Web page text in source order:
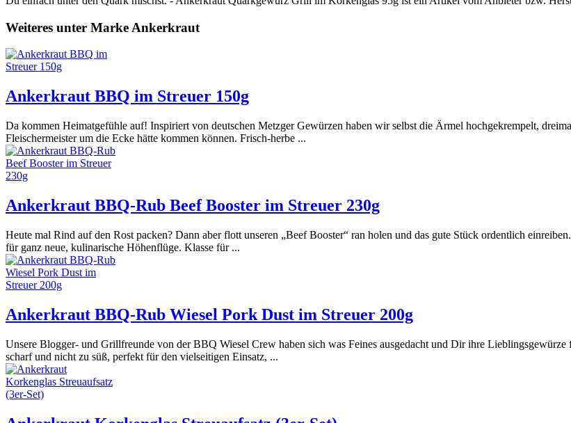
Weiteres unter Marke Ankerkraut
Ankerkraut BBQ im Streuer 150g
Da kommen Heimatgefühle auf! Inspiriert von deutschen Metzger Gewürzen haben wir selbst die Ärmel hochgekrempelt,
Fleischermeister um die Ecke hätte kommen können. Frisch-herbe ...
Ankerkraut BBQ-Rub Beef Booster im Streuer 230g
Heute mal Rind auf den Rost packen? Dann aber flott unseren „Beef Booster“ ran holen und das gute Stück ordentlich
für ganz neue, kulinarische Höhenflüge. Klasse für ...
Ankerkraut BBQ-Rub Wiesel Pork Dust im Streuer 200g
Unsere Blogger- und Grillfreunde von der BBQ Wiesel Crew haben sich was Feines ausgedacht und Dir ihre
scharf und nicht zu süß, perfekt für den vielseitigen Einsatz, ...